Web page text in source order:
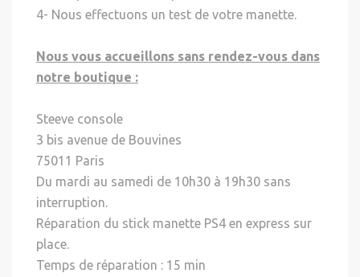
4- Nous effectuons un test de votre manette.
Nous vous accueillons sans rendez-vous dans
notre boutique :
Steeve console
3 bis avenue de Bouvines
75011 Paris
Du mardi au samedi de 10h30 à 19h30 sans
interruption.
Réparation du stick manette PS4 en express sur
place.
Temps de réparation : 15 min